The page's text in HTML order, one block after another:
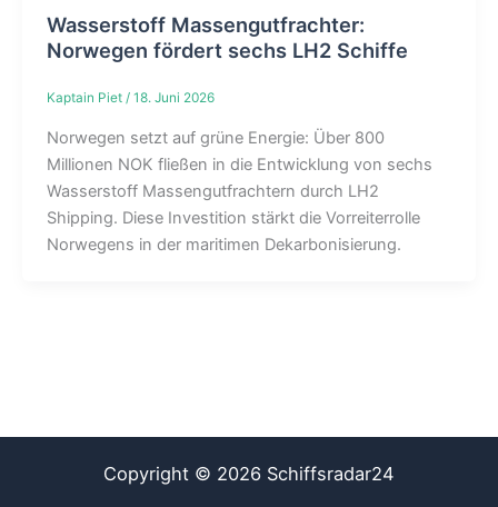
Wasserstoff Massengutfrachter:
Norwegen fördert sechs LH2 Schiffe
Kaptain Piet / 18. Juni 2026
Norwegen setzt auf grüne Energie: Über 800
Millionen NOK fließen in die Entwicklung von sechs
Wasserstoff Massengutfrachtern durch LH2
Shipping. Diese Investition stärkt die Vorreiterrolle
Norwegens in der maritimen Dekarbonisierung.
Copyright © 2026 Schiffsradar24